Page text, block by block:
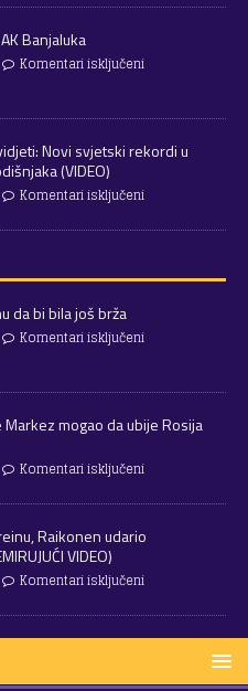
Banjaluka
Komentari isključeni
Novi svjetski rekordi u
(VIDEO)
Komentari isključeni
da bi bila još brža
Komentari isključeni
mogao da ubije Rosija
Komentari isključeni
Raikonen udario
VIDEO)
Komentari isključeni